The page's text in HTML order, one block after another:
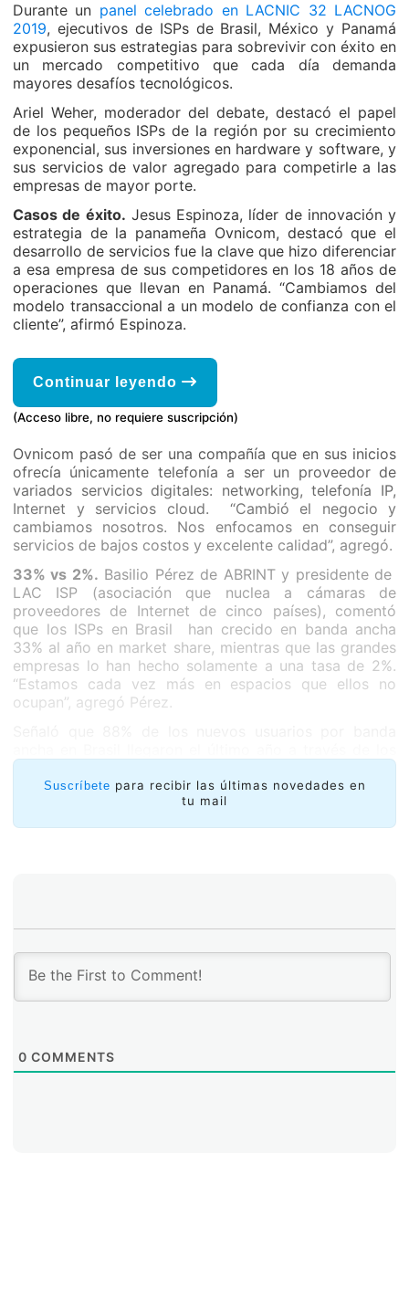
Durante un panel celebrado en LACNIC 32 LACNOG
2019, ejecutivos de ISPs de Brasil, México y Panamá
expusieron sus estrategias para sobrevivir con éxito en
un mercado competitivo que cada día demanda
mayores desafíos tecnológicos.
Ariel Weher, moderador del debate, destacó el papel
de los pequeños ISPs de la región por su crecimiento
exponencial, sus inversiones en hardware y software, y
sus servicios de valor agregado para competirle a las
empresas de mayor porte.
Casos de éxito. Jesus Espinoza, líder de innovación y
estrategia de la panameña Ovnicom, destacó que el
desarrollo de servicios fue la clave que hizo diferenciar
a esa empresa de sus competidores en los 18 años de
operaciones que llevan en Panamá. “Cambiamos del
modelo transaccional a un modelo de confianza con el
cliente”, afirmó Espinoza.
Continuar leyendo
(Acceso libre, no requiere suscripción)
Ovnicom pasó de ser una compañía que en sus inicios
ofrecía únicamente telefonía a ser un proveedor de
variados servicios digitales: networking, telefonía IP,
Internet y servicios cloud. “Cambió el negocio y
cambiamos nosotros. Nos enfocamos en conseguir
servicios de bajos costos y excelente calidad”, agregó.
33% vs 2%. Basilio Pérez de ABRINT y presidente de
LAC ISP (asociación que nuclea a cámaras de
proveedores de Internet de cinco países), comentó
que los ISPs en Brasil han crecido en banda ancha
33% al año en market share, mientras que las grandes
empresas lo han hecho solamente a una tasa de 2%.
“Estamos cada vez más en espacios que ellos no
ocupan”, agregó Pérez.
ISPs, casi todos con fibra óptica.
Suscríbete para recibir las últimas novedades en
tu mail
0 COMMENTS